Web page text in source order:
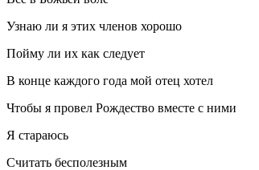
Узнаю ли я этих членов хорошо
Пойму ли их как следует
В конце каждого года мой отец хотел
Чтобы я провел Рождество вместе с ними
Я стараюсь
Считать бесполезным